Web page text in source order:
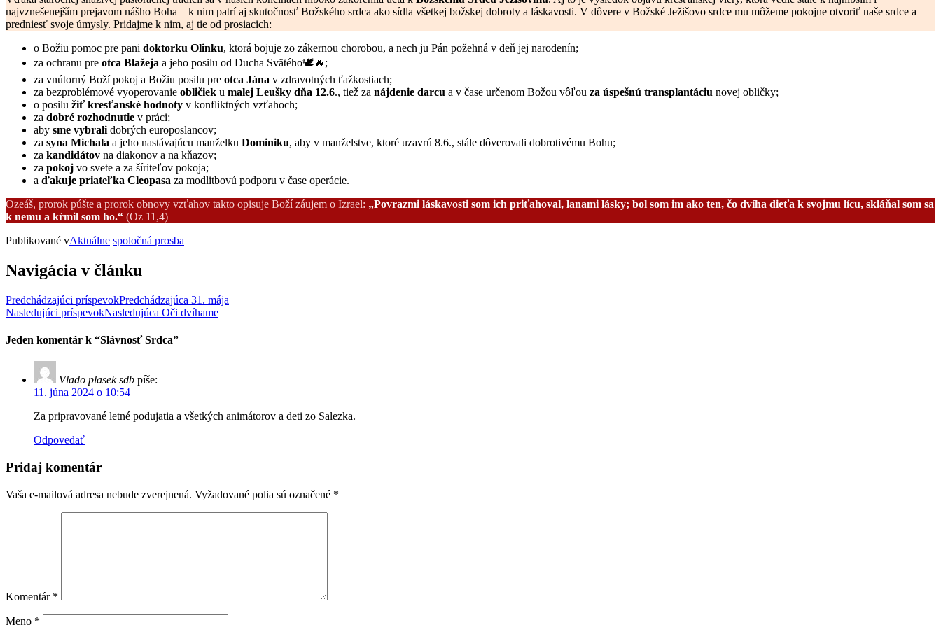
najvznešenejším prejavom nášho Boha – k nim patrí aj skutočnosť Božského srdca ako sídla všetkej božskej dobroty a láskavosti. V dôvere v Božské Ježišovo srdce mu môžeme pokojne otvoriť naše srdce a
predniesť svoje úmysly. Pridajme k nim, aj tie od prosiacich:
o Božiu pomoc pre pani doktorku Olinku, ktorá bojuje zo zákernou chorobou, a nech ju Pán požehná v deň jej narodenín;
za ochranu pre otca Blažeja a jeho posilu od Ducha Svätého🕊️🔥;
za vnútorný Boží pokoj a Božiu posilu pre otca Jána v zdravotných ťažkostiach;
za bezproblémové vyoperovanie obličiek u malej Leušky dňa 12.6., tiež za nájdenie darcu a v čase určenom Božou vôľou za úspešnú transplantáciu novej obličky;
o posilu žiť kresťanské hodnoty v konfliktných vzťahoch;
za dobré rozhodnutie v práci;
aby sme vybrali dobrých europoslancov;
za syna Michala a jeho nastávajúcu manželku Dominiku, aby v manželstve, ktoré uzavrú 8.6., stále dôverovali dobrotivému Bohu;
za kandidátov na diakonov a na kňazov;
za pokoj vo svete a za šíriteľov pokoja;
a ďakuje priateľka Cleopasa za modlitbovú podporu v čase operácie.
Ozeáš, prorok púšte a prorok obnovy vzťahov takto opisuje Boží záujem o Izrael: „Povrazmi láskavosti som ich priťahoval, lanami lásky; bol som im ako ten, čo dvíha dieťa k svojmu lícu, skláňal som sa
k nemu a kŕmil som ho.“ (Oz 11,4)
Publikované vAktuálne spoločná prosba
Navigácia v článku
Predchádzajúci príspevokPredchádzajúca 31. mája
Nasledujúci príspevokNasledujúca Oči dvíhame
Jeden komentár k “Slávnosť Srdca”
Vlado plasek sdb píše:
11. júna 2024 o 10:54
Za pripravované letné podujatia a všetkých animátorov a deti zo Salezka.
Odpovedať
Pridaj komentár
Vaša e-mailová adresa nebude zverejnená. Vyžadované polia sú označené *
Komentár *
Meno *